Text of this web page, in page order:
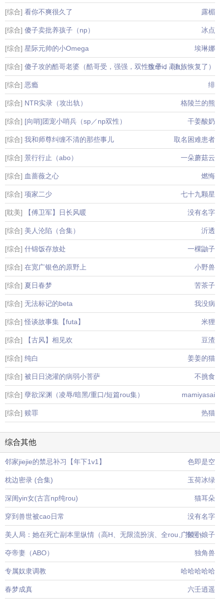
[综合] 看你不爽很久了 露楣
[综合] 傻子卖批养孩子（np） 冰点
[综合] 星际元帅的小Omega 埃琳娜
[综合] 傻子攻的酷哥老婆（酷哥受，强强，双性生子，高h）
致命id（虫族恢复了）
[综合] 恶瘾 绯
[综合] NTR实录（攻出轨） 格陵兰的熊
[综合] [向哨]团宠小哨兵（sp／np双性） 干姜酸奶
[综合] 我和师尊纠缠不清的那些事儿 取名困难患者
[综合] 景行行止（abo） 一朵蘑菇云
[综合] 血蔷薇之心 燃悔
[综合] 项家二少 七十九颗星
[耽美] 【傅卫军】日长风暖 没有名字
[综合] 美人沦陷（合集） 沂透
[综合] 什锦饭存放处 一棵鼬子
[综合] 在宽广银色的原野上 小野兽
[综合] 夏日春梦 苦茶子
[综合] 无法标记的beta 我没病
[综合] 怪谈故事集【futa】 米狸
[综合] 【古风】相见欢 豆渣
[综合] 纯白 姜姜的猫
[综合] 被日日浇灌的病弱小菩萨 不挑食
[综合] 孽欲深渊（凌辱/暗黑/重口/短篇rou集） mamiyasai
[综合] 赎罪 热猫
综合其他
邻家jiejie的禁忌补习【年下1v1】 色即是空
枕边密录 (合集) 玉荷冰绿
深闺yin女(古言np纯rou) 猫耳朵
穿到兽世被cao日常 没有名字
美人局：她在死亡副本里纵情（高H、无限流扮演、全rou、推理）
广陵小娘子
夺帝妻（ABO） 独角兽
专属奴隶调教 哈哈哈哈哈
春梦成真 六壬逍遥